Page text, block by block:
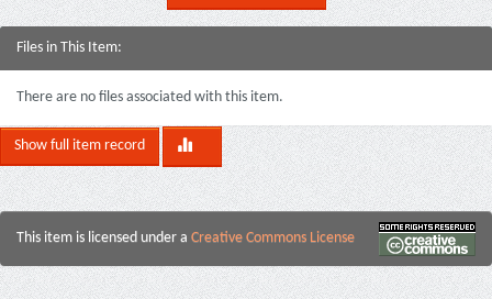
Files in This Item:
There are no files associated with this item.
Show full item record
This item is licensed under a Creative Commons License